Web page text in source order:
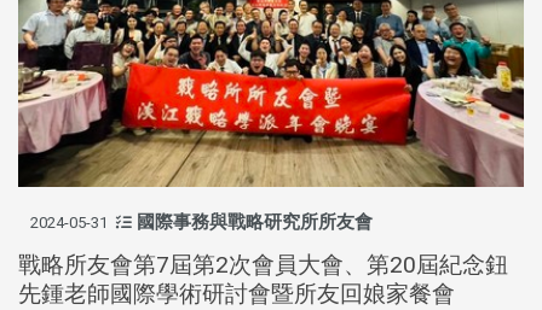
2024-05-31 國際事務與戰略研究所所友會
戰略所友會第7屆第2次會員大會、第20屆紀念鈕
先鍾老師國際學術研討會暨所友回娘家餐會